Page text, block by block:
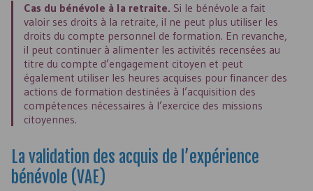
Cas du bénévole à la retraite. Si le bénévole a fait
valoir ses droits à la retraite, il ne peut plus utiliser les
droits du compte personnel de formation. En revanche,
il peut continuer à alimenter les activités recensées au
titre du compte d’engagement citoyen et peut
également utiliser les heures acquises pour financer des
actions de formation destinées à l’acquisition des
compétences nécessaires à l’exercice des missions
citoyennes.
La validation des acquis de l’expérience
bénévole (VAE)